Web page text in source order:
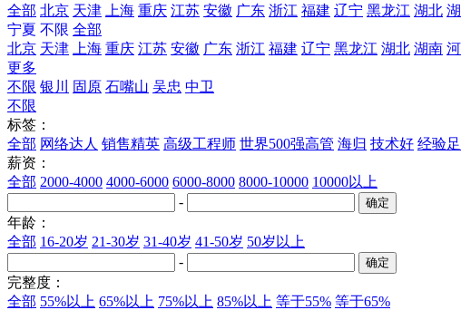
全部 北京 天津 上海 重庆 江苏 安徽 广东 浙江 福建 辽宁 黑龙江 湖北
宁夏 不限 全部
北京 天津 上海 重庆 江苏 安徽 广东 浙江 福建 辽宁 黑龙江 湖北 湖南
更多
不限 银川 固原 石嘴山 吴忠 中卫
不限
标签：
全部 网络达人 销售精英 高级工程师 世界500强高管 海归 技术好 经验足
薪资：
全部 2000-4000 4000-6000 6000-8000 8000-10000 10000以上
-
年龄：
全部 16-20岁 21-30岁 31-40岁 41-50岁 50岁以上
-
完整度：
全部 55%以上 65%以上 75%以上 85%以上 等于55% 等于65%